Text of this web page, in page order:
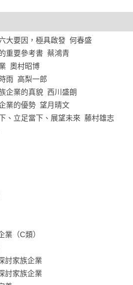
益，世代間共有強烈的危機意識與
企業與地域關係是積極面對挑戰的
為下列讀者：家族企業創辦者、第
能永續經營的智慧傳承給其他企
業
色，到疫情危機管理課題分析、日
、葛餅店、花卉公司等）和歐洲、
灣學界與大小家族企業提示和啟發
業數98％，也同樣面對相同的三大
家族鴻溝、傳統與革新鴻溝。透過
方法。
一無二的內容
長、中小企業輔導、經營管理的教